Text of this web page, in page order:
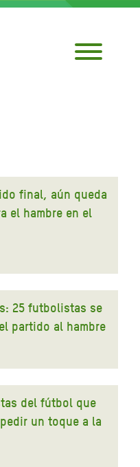
final, aún queda
el hambre en el
25 futbolistas se
partido al hambre
del fútbol que
un toque a la